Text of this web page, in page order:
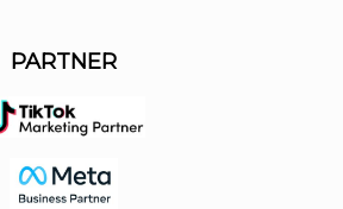
PARTNER